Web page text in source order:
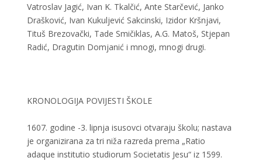
Vatroslav Jagić, Ivan K. Tkalčić, Ante Starčević, Janko
Drašković, Ivan Kukuljević Sakcinski, Izidor Kršnjavi,
Tituš Brezovački, Tade Smičiklas, A.G. Matoš, Stjepan
Radić, Dragutin Domjanić i mnogi, mnogi drugi.
KRONOLOGIJA POVIJESTI ŠKOLE
1607. godine -3. lipnja isusovci otvaraju školu; nastava
je organizirana za tri niža razreda prema „Ratio
adaque institutio studiorum Societatis Jesu“ iz 1599.